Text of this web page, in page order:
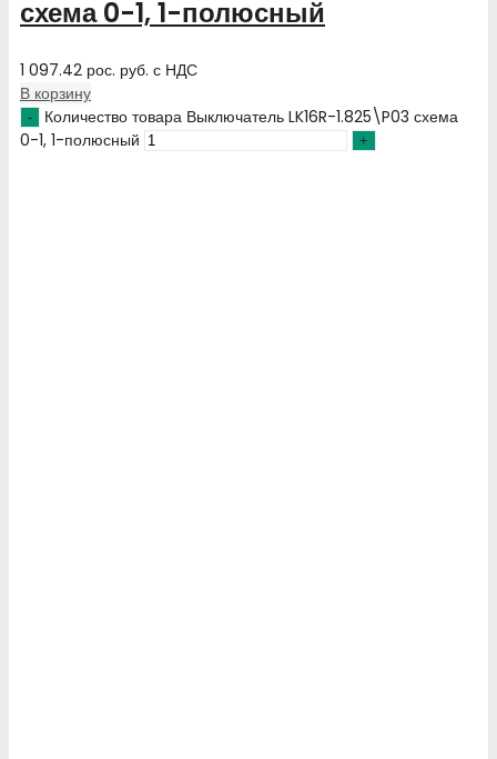
схема 0-1, 1-полюсный
1 097.42 рос. руб. с НДС
В корзину
Количество товара Выключатель LK16R-1.825\P03 схема
0-1, 1-полюсный